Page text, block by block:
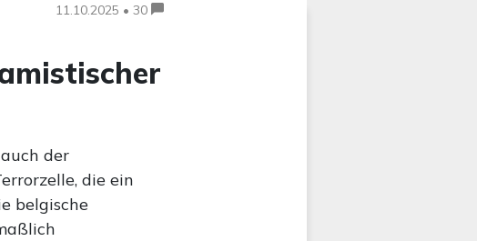
11.10.2025 • 30
der
die ein
belgische